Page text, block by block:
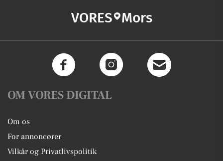
VORES Mors
OM VORES DIGITAL
Om os
For annoncører
Vilkår og Privatlivspolitik